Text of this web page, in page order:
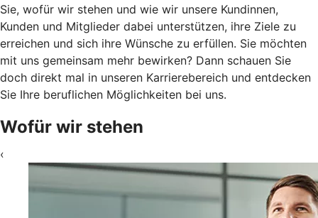
Sie, wofür wir stehen und wie wir unsere Kundinnen,
Kunden und Mitglieder dabei unterstützen, ihre Ziele zu
erreichen und sich ihre Wünsche zu erfüllen. Sie möchten
mit uns gemeinsam mehr bewirken? Dann schauen Sie
doch direkt mal in unseren Karrierebereich und entdecken
Sie Ihre beruflichen Möglichkeiten bei uns.
Wofür wir stehen
‹